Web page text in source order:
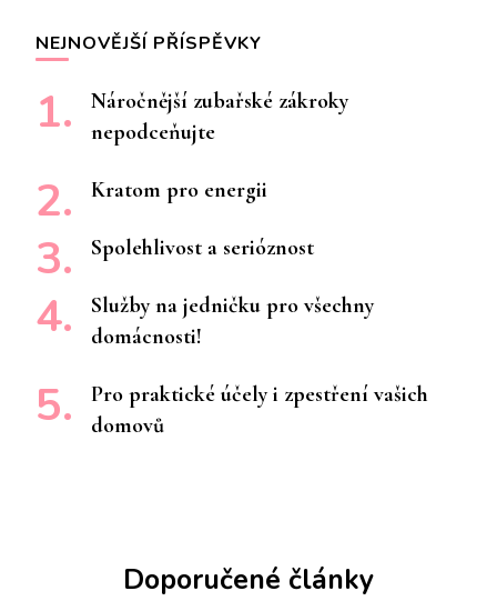
NEJNOVĚJŠÍ PŘÍSPĚVKY
Náročnější zubařské zákroky
nepodceňujte
Kratom pro energii
Spolehlivost a serióznost
Služby na jedničku pro všechny
domácnosti!
Pro praktické účely i zpestření vašich
domovů
Doporučené články